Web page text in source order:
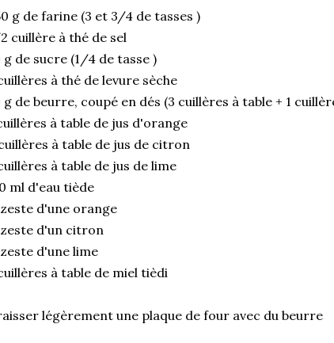
g de farine (3 et 3/4 de tasses )
cuillère à thé de sel
g de sucre (1/4 de tasse )
à thé de levure sèche
g de beurre, coupé en dés (3 cuillères à table + 1
à table de jus d'orange
à table de jus de citron
à table de jus de lime
ml d'eau tiède
d'une orange
d'un citron
d'une lime
à table de miel tièdi
légèrement une plaque de four avec du beurre